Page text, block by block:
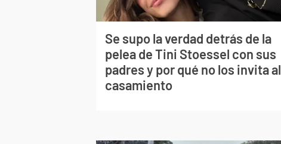
Se supo la verdad detrás de la
pelea de Tini Stoessel con sus
padres y por qué no los invita al
casamiento